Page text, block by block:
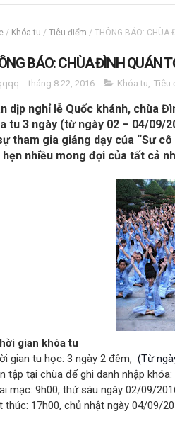
/ Khóa tu / Tiêu điểm / THÔNG BÁO: CHÙA
BÁO: CHÙA ĐÌNH QUÁN
tháng 8 22, 2016 Khóa tu, Tiêu
dịp nghỉ lễ Quốc khánh, chùa
tu 3 ngày (từ ngày 02 – 04/09/
tham gia giảng dạy của “Sư
hẹn nhiều mong đợi của tất cả
gian khóa tu
gian tu học: 3 ngày 2 đêm, (Từ
tập tại chùa để ghi danh nhập
mạc: 9h00, thứ sáu ngày 02/09/
thúc: 17h00, chủ nhật ngày 04/09/